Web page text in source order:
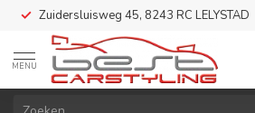
Zuidersluisweg 45, 8243 RC LELYSTAD
MENU